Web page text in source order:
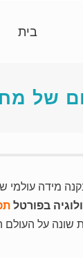
בית
של
מידה
בפורטל
שונה על